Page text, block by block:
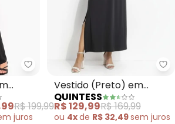
Quintess - Vestido (Preto) em
R$ 199,99
juros
Vestido (Preto) em
Malha Fria
QUINTESS
R$ 129,99R$ 169,99
ou 4xde R$ 32,49sem juros